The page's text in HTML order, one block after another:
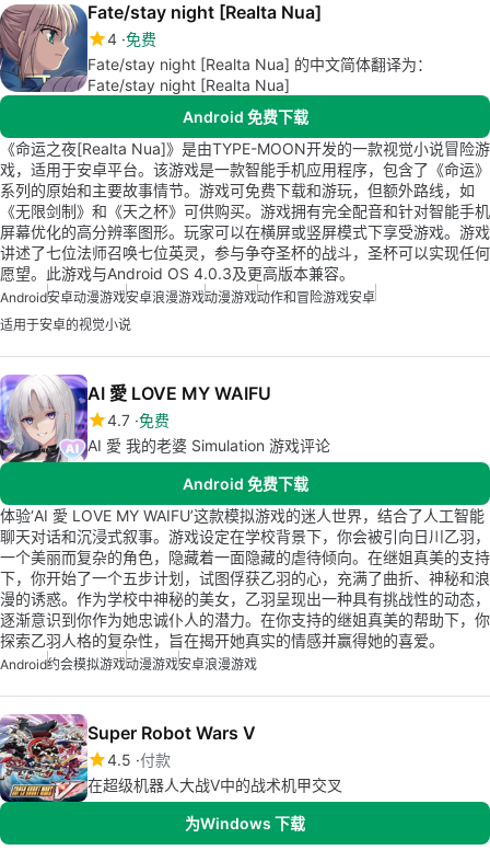
Fate/stay night [Realta Nua]
4 免费
Fate/stay night [Realta Nua] 的中文简体翻译为：
Fate/stay night [Realta Nua]
Android 免费下载
《命运之夜[Realta Nua]》是由TYPE-MOON开发的一款视觉小说冒险游
戏，适用于安卓平台。该游戏是一款智能手机应用程序，包含了《命运》
系列的原始和主要故事情节。游戏可免费下载和游玩，但额外路线，如
《无限剑制》和《天之杯》可供购买。游戏拥有完全配音和针对智能手机
屏幕优化的高分辨率图形。玩家可以在横屏或竖屏模式下享受游戏。游戏
讲述了七位法师召唤七位英灵，参与争夺圣杯的战斗，圣杯可以实现任何
愿望。此游戏与Android OS 4.0.3及更高版本兼容。
Android安卓动漫游戏安卓浪漫游戏动漫游戏动作和冒险游戏安卓
适用于安卓的视觉小说
AI 愛 LOVE MY WAIFU
4.7 免费
AI 愛 我的老婆 Simulation 游戏评论
Android 免费下载
体验‘AI 愛 LOVE MY WAIFU’这款模拟游戏的迷人世界，结合了人工智能
聊天对话和沉浸式叙事。游戏设定在学校背景下，你会被引向日川乙羽，
一个美丽而复杂的角色，隐藏着一面隐藏的虐待倾向。在继姐真美的支持
下，你开始了一个五步计划，试图俘获乙羽的心，充满了曲折、神秘和浪
漫的诱惑。作为学校中神秘的美女，乙羽呈现出一种具有挑战性的动态，
逐渐意识到你作为她忠诚仆人的潜力。在你支持的继姐真美的帮助下，你
探索乙羽人格的复杂性，旨在揭开她真实的情感并赢得她的喜爱。
Android约会模拟游戏动漫游戏安卓浪漫游戏
Super Robot Wars V
4.5 付款
在超级机器人大战V中的战术机甲交叉
为Windows 下载